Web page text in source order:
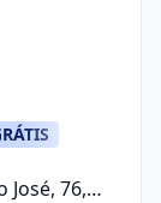
José, 76,